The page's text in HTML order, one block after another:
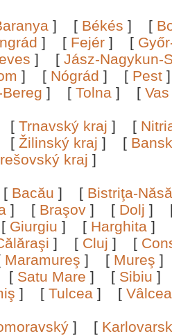
] [ Békés ] [
] [ Fejér ] [
] [ Jász-Nagykun-
] [ Nógrád ] [ Pest
] [ Tolna ] [ Vas
[ Trnavský kraj ] [
[ Žilinský kraj ] [
kraj ]
[ Bacău ] [ Bistriţa-
] [ Braşov ] [ Dolj ]
[ Giurgiu ] [ Harghita ]
] [ Cluj ] [
Maramureş ] [ Mureş
[ Satu Mare ] [ Sibiu
] [ Tulcea ] [
] [